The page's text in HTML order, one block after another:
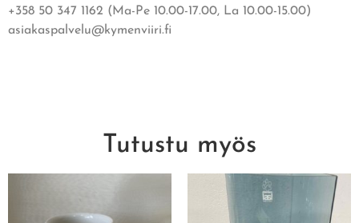
+358 50 347 1162 (Ma-Pe 10.00-17.00, La 10.00-15.00)
asiakaspalvelu@kymenviiri.fi
Tutustu myös